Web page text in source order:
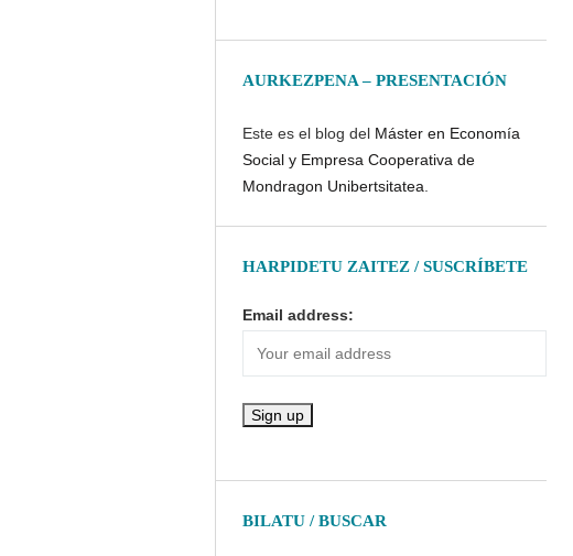
AURKEZPENA – PRESENTACIÓN
Este es el blog del Máster en Economía
Social y Empresa Cooperativa de
Mondragon Unibertsitatea.
HARPIDETU ZAITEZ / SUSCRÍBETE
Email address:
BILATU / BUSCAR